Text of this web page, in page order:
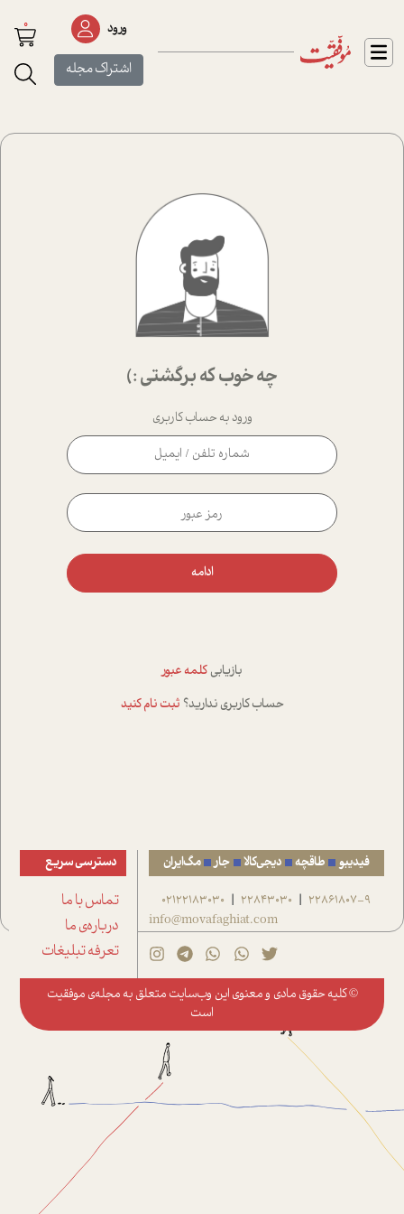
ورود
اشتراک مجله
0
چه خوب که برگشتی :)
ورود به حساب کاربری
ادامه
بازیابی کلمه عبور
حساب کاربری ندارید؟ ثبت نام کنید
فیدیبو طاقچه دیجی‌کالا جار مگ‌ایران
22861807-9
|
22843030
|
02122183030
info@movafaghiat.com
دسترسی سریع
تماس با ما
درباره‌ی ما
تعرفه تبلیغات
© کلیه حقوق مادی و معنوی این وب‌سایت متعلق به مجله‌ی موفقیت
است